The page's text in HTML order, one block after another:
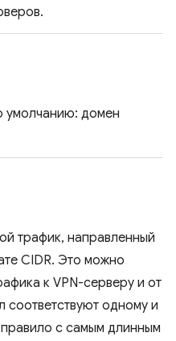
умолчанию: домен
трафик, направленный
CIDR. Это можно
к VPN-серверу и от
соответствуют одному и
с самым длинным